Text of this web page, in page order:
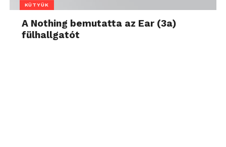
KÜTYÜK
A Nothing bemutatta az Ear (3a)
fülhallgatót